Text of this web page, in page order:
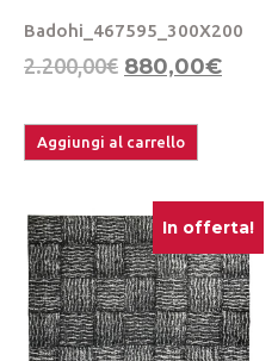
Badohi_467595_300X200
2.200,00€ 880,00€
Aggiungi al carrello
In offerta!